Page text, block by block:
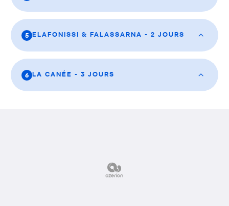
5 ELAFONISSI & FALASSARNA - 2 JOURS
6 LA CANÉE - 3 JOURS